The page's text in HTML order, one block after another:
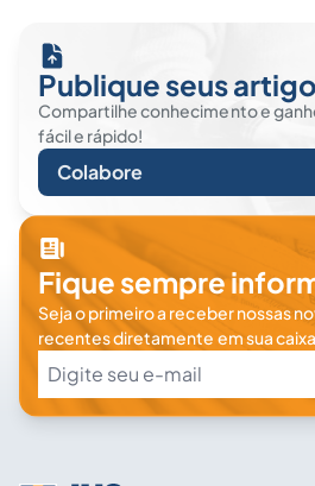
Publique seus
Compartilhe conhecimento e
fácil e rápido!
Colabore
Fique sempre
Seja o primeiro a receber nossas
recentes diretamente em sua